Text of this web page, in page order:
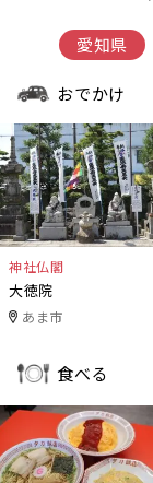
愛知県
おでかけ
神社仏閣
大徳院
あま市
食べる